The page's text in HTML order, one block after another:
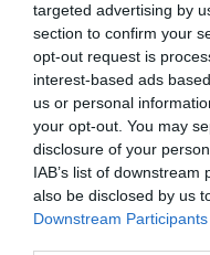
targeted advertising by
section to confirm your
opt-out request is
interest-based ads
us or personal
your opt-out. You may
disclosure of your
IAB’s list of
also be disclosed by us
Downstream Participants